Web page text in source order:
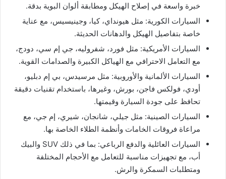
خبرة واسعة في إصلاح الهيكل ومطابقة ألوان البوية بدقة.
السيارات الكورية: مثل هيونداي، كيا، وجينيسيس، مع عناية
خاصة بتفاصيل الهيكل والدهانات الحديثة.
السيارات الأمريكية: مثل فورد، شفروليه، جي إم سي، دودج،
مع التعامل الاحترافي مع الهياكل الكبيرة والصدامات القوية.
السيارات الألمانية والأوروبية: مثل مرسيدس، بي إم دبليو،
أودي، فولكس فاجن، بورش، وغيرها، باستخدام تقنيات دقيقة
تحافظ على جودة السيارة وقيمتها.
السيارات الصينية: مثل جيلي، شانجان، شيري، إم جي، مع
مراعاة فروقات الخامات وأنظمة الطلاء الخاصة بها.
السيارات العائلية والدفع الرباعي: بما في ذلك SUV والبيك
أب، مع تجهيزات مناسبة للتعامل مع الأحجام المختلفة
ومتطلبات السمكرة والرش.